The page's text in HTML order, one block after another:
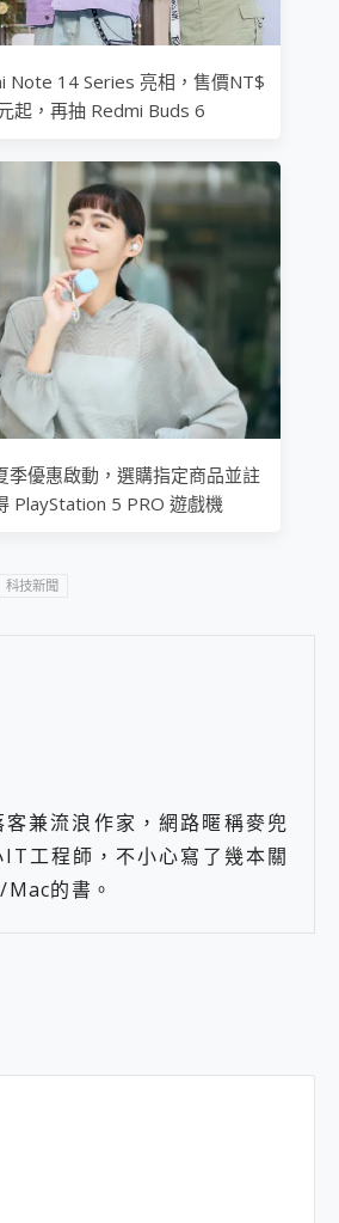
Note 14 Series 亮相，售價NT$
起，再抽 Redmi Buds 6
季優惠啟動，選購指定商品並註
PlayStation 5 PRO 遊戲機
科技新聞
兼流浪作家，網路暱稱麥兜
工程師，不小心寫了幾本關
的書。